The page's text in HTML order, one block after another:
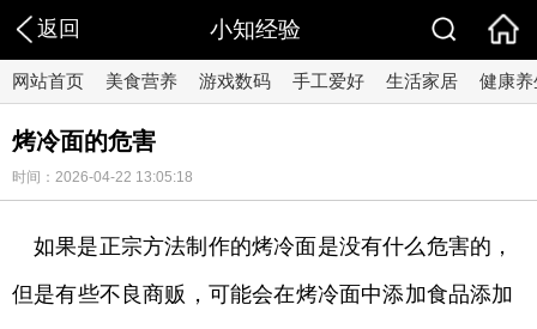
返回 小知经验
网站首页 美食营养 游戏数码 手工爱好 生活家居 健康养
烤冷面的危害
时间：2026-04-22 13:05:18
如果是正宗方法制作的烤冷面是没有什么危害的，
但是有些不良商贩，可能会在烤冷面中添加食品添加